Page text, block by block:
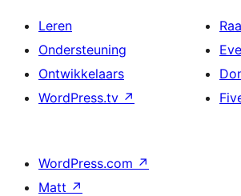
Leren
Ondersteuning
Ontwikkelaars
WordPress.tv ↗
WordPress.com ↗
Matt ↗